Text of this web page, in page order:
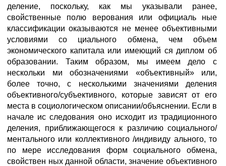
деление, поскольку, как мы указывали ранее,
свойственные полю верования или официаль ные
классификации оказываются не менее объективными
условиями со циального обмена, чем объем
экономического капитала или имеющий ся диплом об
образовании. Таким образом, мы имеем дело с
нескольки ми обозначениями «объективный» или,
более точно, с несколькими значениями деления
объективного/субъективного, которые зависят от его
места в социологическом описании/объяснении. Если в
начале ис следования оно исходит из традиционного
деления, приближающегося к различию социального/
ментального или коллективного /индивиду ального, то
по мере исследования форм социального обмена,
свойствен ных данной области, значение объективного